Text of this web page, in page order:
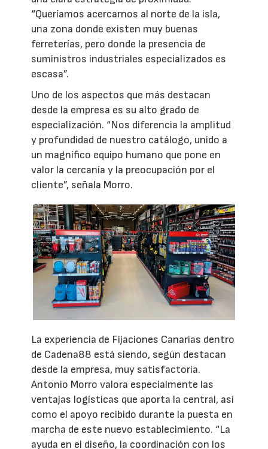
“Queríamos acercarnos al norte de la isla,
una zona donde existen muy buenas
ferreterías, pero donde la presencia de
suministros industriales especializados es
escasa”.
Uno de los aspectos que más destacan
desde la empresa es su alto grado de
especialización. “Nos diferencia la amplitud
y profundidad de nuestro catálogo, unido a
un magnífico equipo humano que pone en
valor la cercanía y la preocupación por el
cliente”, señala Morro.
La experiencia de Fijaciones Canarias dentro
de Cadena88 está siendo, según destacan
desde la empresa, muy satisfactoria.
Antonio Morro valora especialmente las
ventajas logísticas que aporta la central, así
como el apoyo recibido durante la puesta en
marcha de este nuevo establecimiento. “La
ayuda en el diseño, la coordinación con los